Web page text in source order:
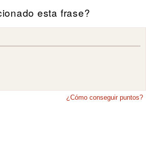
esta frase?
¿Cómo conseguir puntos?